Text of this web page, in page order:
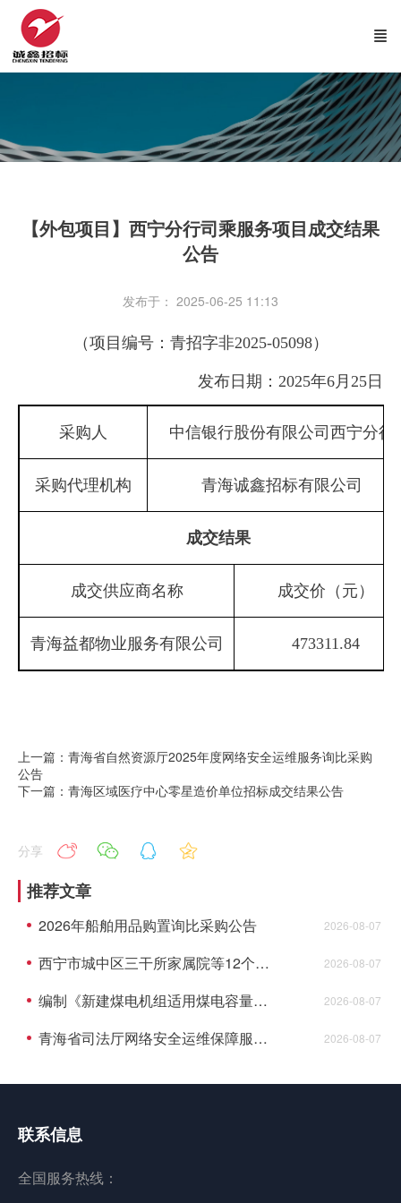
【外包项目】西宁分行司乘服务项目成交结果
公告
发布于： 2025-06-25 11:13
（项目编号：青招字非2025-05098）
发布日期：2025年6月25日
采购人 中信银行股份有限公司西宁分行
采购代理机构 青海诚鑫招标有限公司
成交结果
成交供应商名称 成交价（元）
青海益都物业服务有限公司 473311.84
上一篇：青海省自然资源厅2025年度网络安全运维服务询比采购
公告
下一篇：青海区域医疗中心零星造价单位招标成交结果公告
分享
推荐文章
2026年船舶用品购置询比采购公告 2026-08-07
西宁市城中区三干所家属院等12个老旧小 区配套基础设施建设项目监理成交结果公告 2026-08-07
编制《新建煤电机组适用煤电容量电价机制认定及老旧机组关停技术评估》成交结果公告 2026-08-07
青海省司法厅网络安全运维保障服务项目成交结果公告 2026-08-07
联系信息
全国服务热线：